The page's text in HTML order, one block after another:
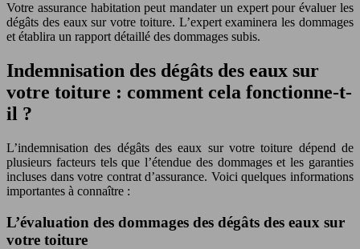
Votre assurance habitation peut mandater un expert pour évaluer les
dégâts des eaux sur votre toiture. L’expert examinera les dommages
et établira un rapport détaillé des dommages subis.
Indemnisation des dégâts des eaux sur
votre toiture : comment cela fonctionne-t-
il ?
L’indemnisation des dégâts des eaux sur votre toiture dépend de
plusieurs facteurs tels que l’étendue des dommages et les garanties
incluses dans votre contrat d’assurance. Voici quelques informations
importantes à connaître :
L’évaluation des dommages des dégâts des eaux sur
votre toiture